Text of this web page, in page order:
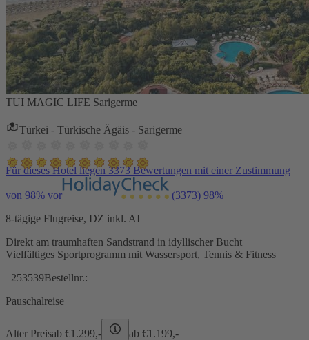
TUI MAGIC LIFE Sarigerme
Türkei - Türkische Ägäis - Sarigerme
Für dieses Hotel liegen 3373 Bewertungen mit einer Zustimmung
von 98% vor (3373) 98%
8-tägige Flugreise, DZ inkl. AI
Direkt am traumhaften Sandstrand in idyllischer Bucht
Vielfältiges Sportprogramm mit Wassersport, Tennis & Fitness
253539Bestellnr.:
Pauschalreise
Alter Preisab €1.299,- ab €1.199,-